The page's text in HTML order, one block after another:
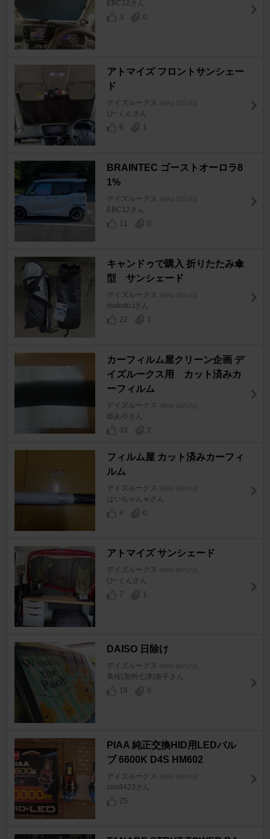
EBC12さん
3
0
アトマイズ フロントサンシェー
ド
デイズルークス [BA0 (B21A)]
ひ~くんさん
6
1
BRAINTEC ゴーストオーロラ8
1%
デイズルークス [BA0 (B21A)]
EBC12さん
11
0
キャンドゥで購入 折りたたみ傘
型 サンシェード
デイズルークス [BA0 (B21A)]
makoto.iさん
22
1
カーフィルム屋クリーン企画 デ
イズルークス用 カット済みカ
ーフィルム
デイズルークス [BA0 (B21A)]
姫あやさん
33
2
フィルム屋 カット済みカーフィ
ルム
デイズルークス [BA0 (B21A)]
はいちゃんｗさん
4
0
アトマイズ サンシェード
デイズルークス [BA0 (B21A)]
ひ~くんさん
7
1
DAISO 日除け
デイズルークス [BA0 (B21A)]
美桜(加州七津)奈子さん
18
0
PIAA 純正交換HID用LEDバル
ブ 6600K D4S HM602
デイズルークス [BA0 (B21A)]
con4423さん
25